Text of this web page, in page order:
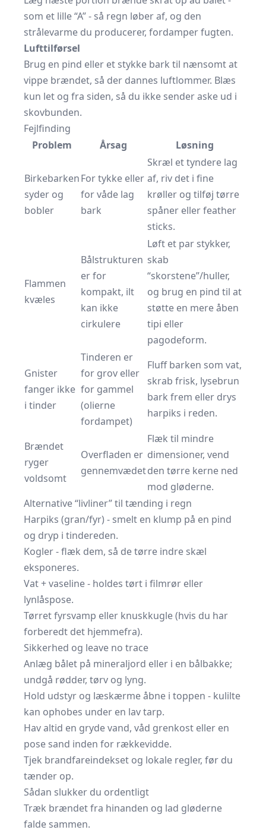
som et lille “A” - så regn løber af, og den
strålevarme du producerer, fordamper fugten.
Lufttilførsel
Brug en pind eller et stykke bark til nænsomt at
vippe brændet, så der dannes luftlommer. Blæs
kun let og fra siden, så du ikke sender aske ud i
skovbunden.
Fejlfinding
Problem
Årsag Løsning
Birkebarken
syder og
bobler
For tykke eller
for våde lag
bark
Skræl et tyndere lag
af, riv det i fine
krøller og tilføj tørre
spåner eller feather
sticks.
Flammen
kvæles
Bålstrukturen
er for
kompakt, ilt
kan ikke
cirkulere
Løft et par stykker,
skab
“skorstene”/huller,
og brug en pind til at
støtte en mere åben
tipi eller
pagodeform.
Gnister
fanger ikke
i tinder
Tinderen er
for grov eller
for gammel
(olierne
fordampet)
Fluff barken som vat,
skrab frisk, lysebrun
bark frem eller drys
harpiks i reden.
Brændet
ryger
voldsomt
Overfladen er
gennemvædet
Flæk til mindre
dimensioner, vend
den tørre kerne ned
mod gløderne.
Alternative “livliner” til tænding i regn
Harpiks (gran/fyr) - smelt en klump på en pind
og dryp i tindereden.
Kogler - flæk dem, så de tørre indre skæl
eksponeres.
Vat + vaseline - holdes tørt i filmrør eller
lynlåspose.
Tørret fyrsvamp eller knuskkugle (hvis du har
forberedt det hjemmefra).
Sikkerhed og leave no trace
Anlæg bålet på mineraljord eller i en bålbakke;
undgå rødder, tørv og lyng.
Hold udstyr og læskærme åbne i toppen - kulilte
kan ophobes under en lav tarp.
Hav altid en gryde vand, våd grenkost eller en
pose sand inden for rækkevidde.
Tjek brandfareindekset og lokale regler, før du
tænder op.
Sådan slukker du ordentligt
Træk brændet fra hinanden og lad gløderne
falde sammen.